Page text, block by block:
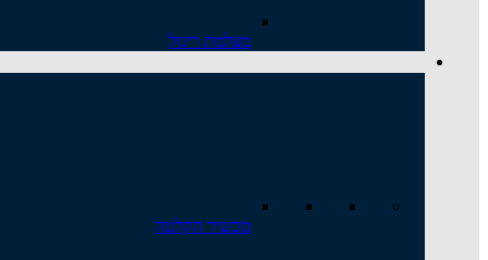
מצלמת ריגול
מכשיר הקלטה